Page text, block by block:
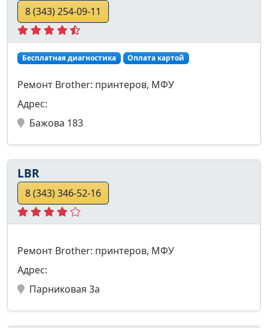
8 (343) 254-09-11
Бесплатная диагностика Оплата картой
Ремонт Brother: принтеров, МФУ
Адрес:
Бажова 183
LBR
8 (343) 346-52-16
Ремонт Brother: принтеров, МФУ
Адрес:
Парниковая 3а